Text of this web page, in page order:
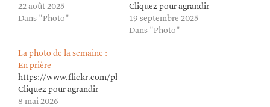
22 août 2025
Dans "Photo"
Cliquez pour agrandir
19 septembre 2025
Dans "Photo"
La photo de la semaine :
En prière
https://www.flickr.com/photos/lioneldavoust/55253796725/in/
Cliquez pour agrandir
8 mai 2026